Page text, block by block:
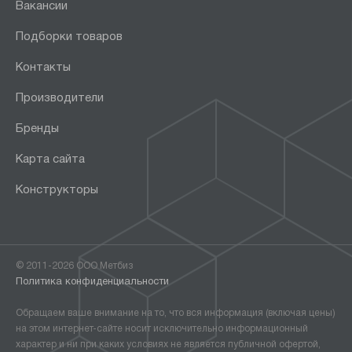
Вакансии
Подборки товаров
Контакты
Производители
Бренды
Карта сайта
Конструкторы
© 2011-2026 ООО Метбиз
Политика конфиденциальности
Обращаем ваше внимание на то, что вся информация (включая цены)
на этом интернет-сайте носит исключительно информационный
характер и ни при каких условиях не является публичной офертой,